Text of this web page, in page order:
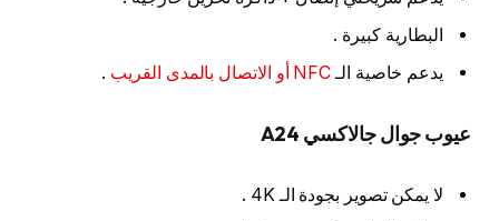
البطارية كبيرة .
يدعم خاصية الـNFC أو الاتصال بالمدى القريب .
عيوب جوال جالاكسي A24
لا يمكن تصوير بجودة الـ 4K .